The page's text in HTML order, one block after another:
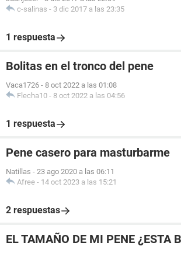
c-salinas - 3 dic 2017 a las 23:35
1 respuesta
Bolitas en el tronco del pene
Vaca1726 - 8 oct 2022 a las 01:08
Flecha10 - 8 oct 2022 a las 04:56
1 respuesta
Pene casero para masturbarme
Natillas - 23 ago 2020 a las 06:11
Afree - 14 oct 2023 a las 15:21
2 respuestas
EL TAMAÑO DE MI PENE ¿ESTA